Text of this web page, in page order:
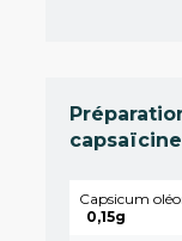
Capsicum
0,15g